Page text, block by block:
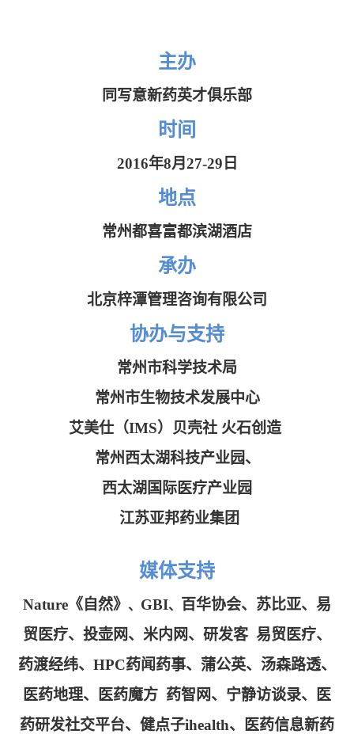
主办
同写意新药英才俱乐部
时间
2016年8月27-29日
地点
常州都喜富都滨湖酒店
承办
北京梓潭管理咨询有限公司
协办与支持
常州市科学技术局
常州市生物技术发展中心
艾美仕（IMS）
贝壳社 火石创造
常州西太湖科技产业园、
西太湖国际医疗产业园
江苏亚邦药业集团
媒体支持
Nature《自然》 、 GBI、 百华协会、苏比亚、 易
贸医疗、 投壶网、米内网、研发客 易贸医疗、
药渡经纬、HPC药闻药事、蒲公英、汤森路透、
医药地理、医药魔方 药智网、宁静访谈录、医
药研发社交平台、 健点子ihealth、
医药信息新药